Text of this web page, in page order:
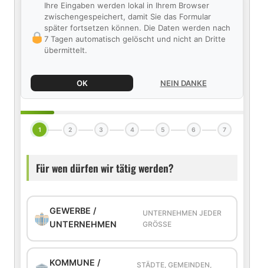
Ihre Eingaben werden lokal in Ihrem Browser
zwischengespeichert, damit Sie das Formular
später fortsetzen können. Die Daten werden nach
7 Tagen automatisch gelöscht und nicht an Dritte
übermittelt.
OK NEIN DANKE
1 2 3 4 5 6 7
Für wen dürfen wir tätig werden?
GEWERBE /
UNTERNEHMEN
UNTERNEHMEN JEDER
GRÖSSE
KOMMUNE /
STÄDTE, GEMEINDEN,